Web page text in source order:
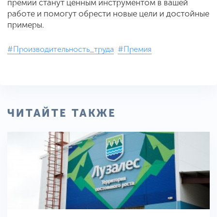
премии станут ценным инструментом в вашей
работе и помогут обрести новые цели и достойные
примеры.
#Производительность_труда #Премия
ЧИТАЙТЕ ТАКЖЕ